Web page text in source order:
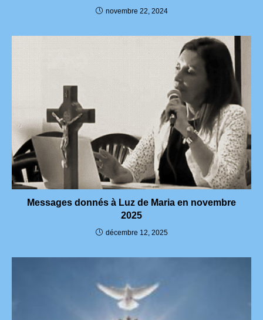
novembre 22, 2024
Messages donnés à Luz de Maria en novembre
2025
décembre 12, 2025